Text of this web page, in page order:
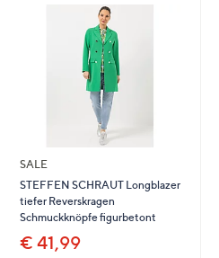
SALE
STEFFEN SCHRAUT Longblazer
tiefer Reverskragen
Schmuckknöpfe figurbetont
€ 41,99